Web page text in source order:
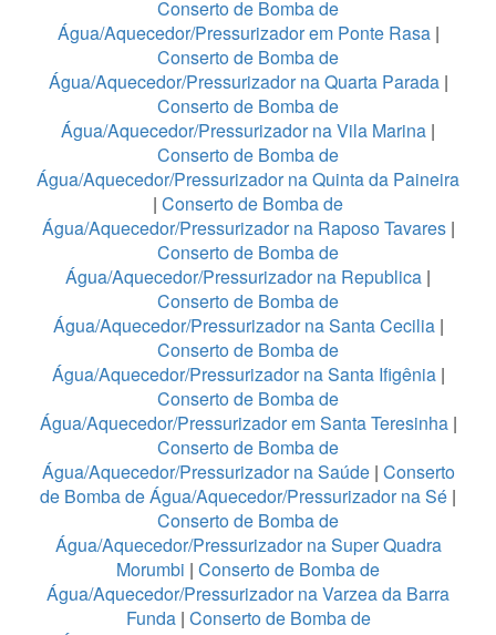
Conserto de Bomba de
Água/Aquecedor/Pressurizador em Ponte Rasa|
Conserto de Bomba de
Água/Aquecedor/Pressurizador na Quarta Parada|
Conserto de Bomba de
Água/Aquecedor/Pressurizador na Vila Marina |
Conserto de Bomba de
Água/Aquecedor/Pressurizador na Quinta da Paineira
| Conserto de Bomba de
Água/Aquecedor/Pressurizador na Raposo Tavares|
Conserto de Bomba de
Água/Aquecedor/Pressurizador na Republica |
Conserto de Bomba de
Água/Aquecedor/Pressurizador na Santa Cecilia|
Conserto de Bomba de
Água/Aquecedor/Pressurizador na Santa Ifigênia |
Conserto de Bomba de
Água/Aquecedor/Pressurizador em Santa Teresinha|
Conserto de Bomba de
Água/Aquecedor/Pressurizador na Saúde| Conserto
de Bomba de Água/Aquecedor/Pressurizador na Sé |
Conserto de Bomba de
Água/Aquecedor/Pressurizador na Super Quadra
Morumbi | Conserto de Bomba de
Água/Aquecedor/Pressurizador na Varzea da Barra
Funda| Conserto de Bomba de